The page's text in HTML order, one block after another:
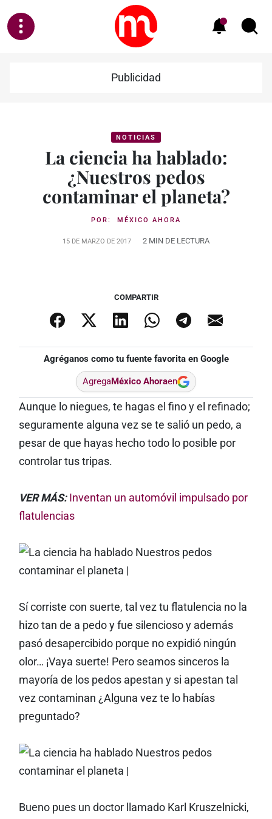
Publicidad
NOTICIAS
La ciencia ha hablado:
¿Nuestros pedos
contaminar el planeta?
POR: MÉXICO AHORA
15 DE MARZO DE 2017 2 MIN DE LECTURA
COMPARTIR
Agréganos como tu fuente favorita en Google
AgregaMéxico Ahoraen
Aunque lo niegues, te hagas el fino y el refinado;
seguramente alguna vez se te salió un pedo, a
pesar de que hayas hecho todo lo posible por
controlar tus tripas.
VER MÁS: Inventan un automóvil impulsado por
flatulencias
Sí corriste con suerte, tal vez tu flatulencia no la
hizo tan de a pedo y fue silencioso y además
pasó desapercibido porque no expidió ningún
olor… ¡Vaya suerte! Pero seamos sinceros la
mayoría de los pedos apestan y si apestan tal
vez contaminan ¿Alguna vez te lo habías
preguntado?
Bueno pues un doctor llamado Karl Kruszelnicki,